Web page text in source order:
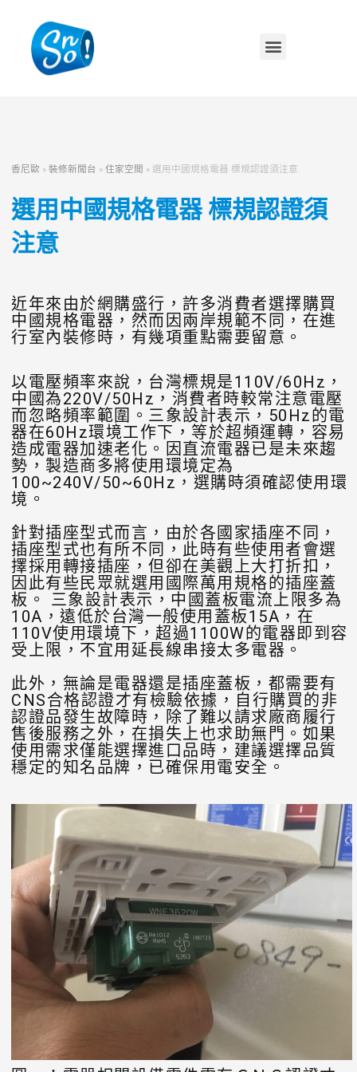
香尼歐 »裝修新聞台 »住家空間 » 選用中國規格電器 標規認證須注意
選用中國規格電器 標規認證須
注意
近年來由於網購盛行，許多消費者選擇購買
中國規格電器，然而因兩岸規範不同，在進
行室內裝修時，有幾項重點需要留意。
以電壓頻率來說，台灣標規是110V/60Hz，
中國為220V/50Hz，消費者時較常注意電壓
而忽略頻率範圍。三象設計表示，50Hz的電
器在60Hz環境工作下，等於超頻運轉，容易
造成電器加速老化。因直流電器已是未來趨
勢，製造商多將使用環境定為
100~240V/50~60Hz，選購時須確認使用環
境。
針對插座型式而言，由於各國家插座不同，
插座型式也有所不同，此時有些使用者會選
擇採用轉接插座，但卻在美觀上大打折扣，
因此有些民眾就選用國際萬用規格的插座蓋
板。 三象設計表示，中國蓋板電流上限多為
10A，遠低於台灣一般使用蓋板15A，在
110V使用環境下，超過1100W的電器即到容
受上限，不宜用延長線串接太多電器。
此外，無論是電器還是插座蓋板，都需要有
CNS合格認證才有檢驗依據，自行購買的非
認證品發生故障時，除了難以請求廠商履行
售後服務之外，在損失上也求助無門。如果
使用需求僅能選擇進口品時，建議選擇品質
穩定的知名品牌，已確保用電安全。